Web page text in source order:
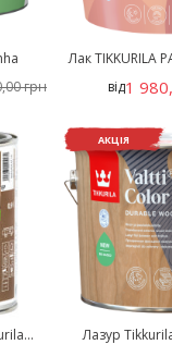
грн
Лак TIKKURILA
від1
АКЦІЯ
Лазур